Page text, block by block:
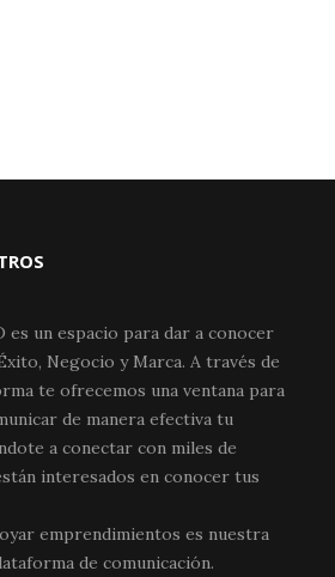
es un espacio para dar a conocer
Negocio y Marca. A través de
te ofrecemos una ventana para
de manera efectiva tu
a conectar con miles de
interesados en conocer tus
emprendimientos es nuestra
de comunicación.